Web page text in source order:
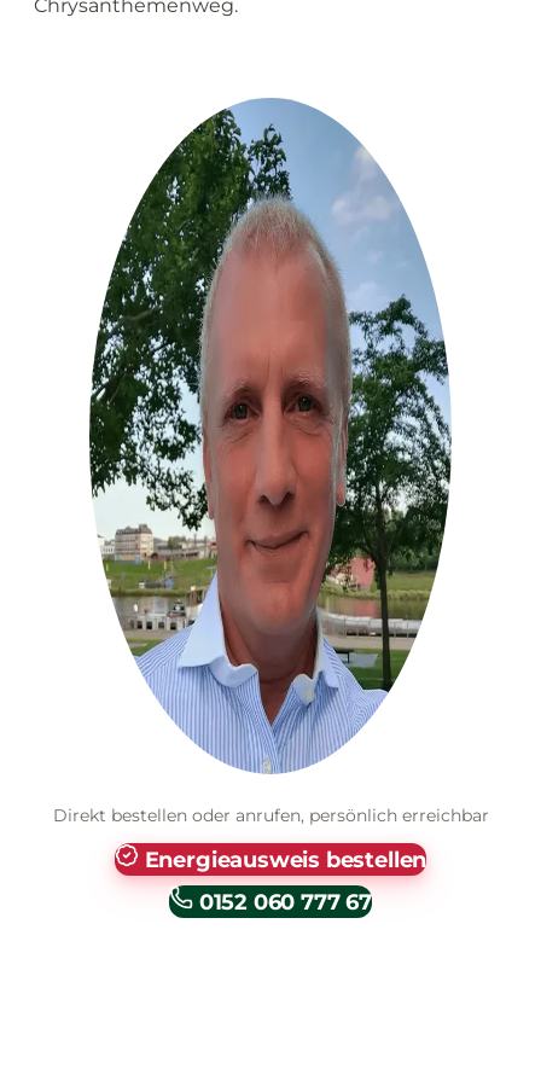
Direkt bestellen oder anrufen, persönlich erreichbar
Energieausweis bestellen
0152 060 777 67